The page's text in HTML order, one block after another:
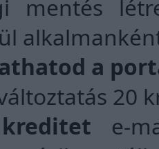
mentés
a
20
e-